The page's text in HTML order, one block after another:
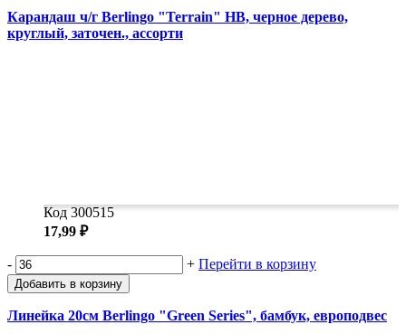
Карандаш ч/г Berlingo "Terrain" HB, черное дерево,
круглый, заточен., ассорти
Код 300515
17,99 ₽
- + Перейти в корзину
Добавить в корзину
Линейка 20см Berlingo "Green Series", бамбук, европодвес